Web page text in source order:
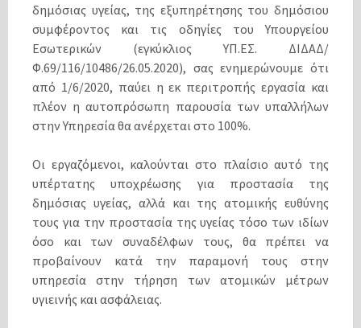
δημόσιας υγείας, της εξυπηρέτησης του δημόσιου
συμφέροντος και τις οδηγίες του Υπουργείου
Εσωτερικών (εγκύκλιος ΥΠ.ΕΣ. ΔΙΔΑΔ/
Φ.69/116/10486/26.05.2020), σας ενημερώνουμε ότι
από 1/6/2020, παύει η εκ περιτροπής εργασία και
πλέον η αυτοπρόσωπη παρουσία των υπαλλήλων
στην Υπηρεσία θα ανέρχεται στο 100%.
Οι εργαζόμενοι, καλούνται στο πλαίσιο αυτό της
υπέρτατης υποχρέωσης για προστασία της
δημόσιας υγείας, αλλά και της ατομικής ευθύνης
τους για την προστασία της υγείας τόσο των ιδίων
όσο και των συναδέλφων τους, θα πρέπει να
προβαίνουν κατά την παραμονή τους στην
υπηρεσία στην τήρηση των ατομικών μέτρων
υγιεινής και ασφάλειας.